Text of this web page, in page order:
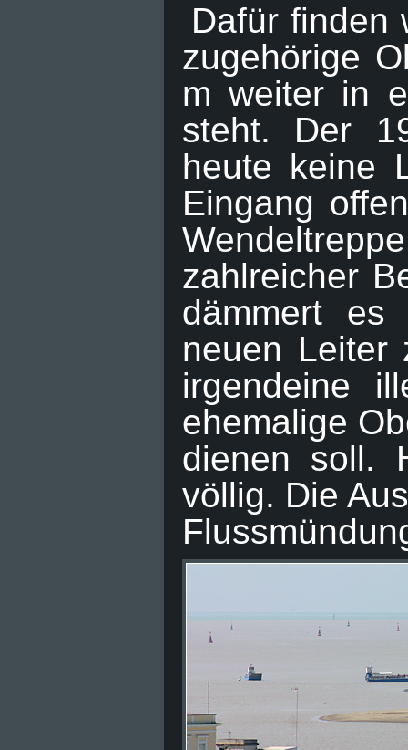
Dafür finden
zugehörige
m weiter in
steht. Der
heute keine
Eingang
zahlreicher
dämmert
neuen Leiter
irgendeine
ehemalige
dienen soll.
völlig. Die